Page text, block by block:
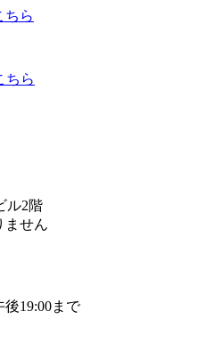
ちら
ちら
ル2階
ません
19:00まで